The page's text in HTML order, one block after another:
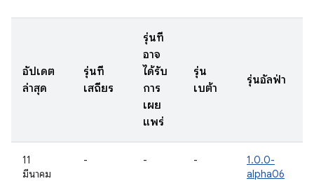
อัปเดต
ล่าสุด
รุ่นที่
เสถียร
รุ่นที่
อาจ
ได้รับ
การ
เผย
แพร่
รุ่น
เบต้า
รุ่นอัลฟ่า
11
มีนาคม
- - -
1.0.0-
alpha06